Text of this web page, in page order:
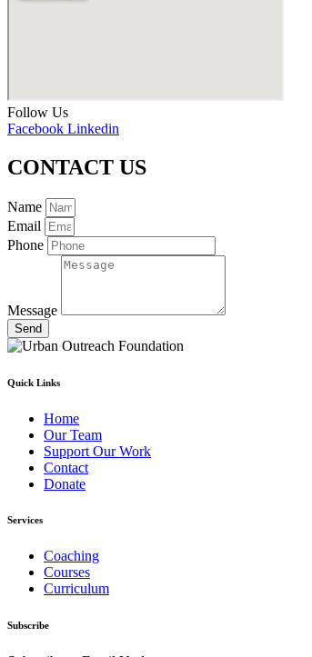
Follow Us
Facebook Linkedin
CONTACT US
Name
Email
Phone
Message
Send
Quick Links
Home
Our Team
Support Our Work
Contact
Donate
Services
Coaching
Courses
Curriculum
Subscribe